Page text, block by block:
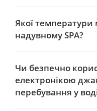
Якої
надувному SPA?
Чи безпечно
електронікою
перебування у